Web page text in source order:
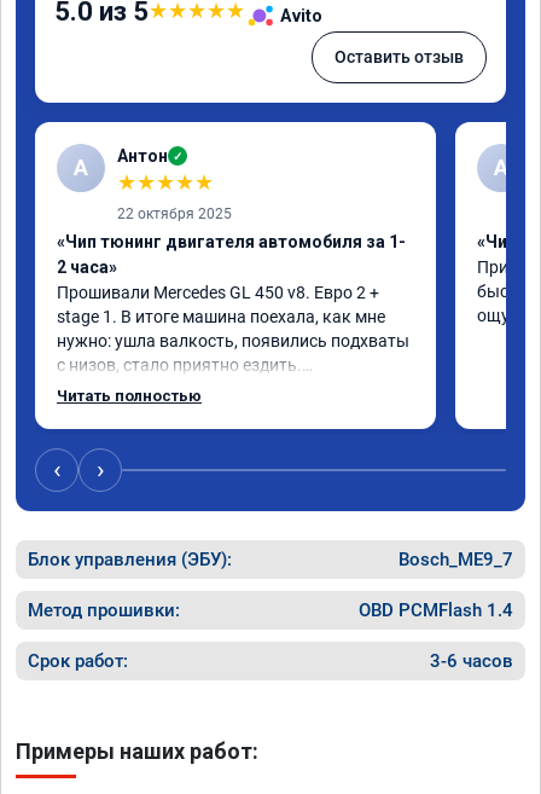
5.0 из 5★★★★★ Avito
Оставить отзыв
А Антон ✓
★★★★★
22 октября 2025
«Чип тюнинг двигателя автомобиля за 1-
2 часа»
Прошивали Mercedes GL 450 v8. Евро 2 +
stage 1. В итоге машина поехала, как мне
нужно: ушла валкость, появились подхваты
с низов, стало приятно ездить.
Одни из лучших трат, в авто! 🔥
Читать полностью
A
«Чип
‹ ›
Блок управления (ЭБУ): Bosch_ME9_7
Метод прошивки: OBD PCMFlash 1.4
Срок работ: 3-6 часов
Примеры наших работ: